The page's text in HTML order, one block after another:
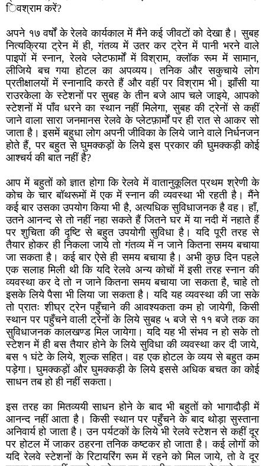
िवश्राम करें?
अपने १७ वर्षों के रेलवे कार्यकाल में मैंने कई जीवटों को देखा है। सुबह
नित्यक्रिया ट्रेन में ही, गंतव्य में उतर कर ट्रेन में पानी भरने वाले
पाइपों में स्नान, रेलवे प्लेटफार्मों में विश्राम, क्लॉक रूम में सामान,
लीजिये बच गया होटल का अपव्यय। तनिक और सकुचाये लोग
प्रतीक्षालयों में स्नानादि करते हैं और वहीं पर विश्राम भी। झाँसी या
राउरकेला के स्टेशनों पर सुबह के तीन बजे आप चले जाइये, आपको
स्टेशनों में पाँव धरने का स्थान नहीं मिलेगा, सुबह की ट्रेनों से कहीं
जाने वाला सारा जनमानस रेलवे के प्लेटफ़ार्मों पर ही रात से आकर सो
जाता है। इसमें बहुधा लोग अपनी जीविका के लिये जाने वाले निर्धनजन
होते हैं, पर बहुत से घुमक्कड़ों के लिये इस प्रकार की घुमक्कड़ी कोई
आश्चर्य की बात नहीं है?
आप में बहुतों को ज्ञात होगा कि रेलवे में वातानुकूलित प्रथम श्रेणी के
कोच के चार बॉथरूमों में एक में स्नान की व्यवस्था भी रहती है। मैंने
कई बार उसका उपयोग किया भी है, अत्यधिक सुविधाजनक है वह। हाँ,
उतने आनन्द से तो नहीं नहा सकते हैं जितने घर में या नदी में नहाते हैं
पर शुचिता की दृष्टि से बहुत उपयोगी सुविधा है। यदि पूरी तरह से
तैयार होकर ही निकला जाये तो गंतव्य में न जाने कितना समय बचाया
जा सकता है। कई बार ऐसे ही समय बचाया है। अभी कुछ दिन पहले
एक सलाह मिली थी कि यदि रेलवे अन्य कोचों में इसी तरह स्नान की
व्यवस्था कर दे तो न जाने कितना समय बचाया जा सकता है, चाहे तो
इसके लिये पैसा भी लिया जा सकता है। यदि यह व्यवस्था की जा सके
तो प्रातः शीघ्र ट्रेन पहुँचाने की आवश्यकता कम हो जायेगी, किसी
स्थान पर पहुँचने वाली ट्रेनों के लिये सुबह ५ बजे से ११ बजे तक का
सुविधाजनक कालखण्ड मिल जायेगा। यदि यह भी संभव न हो सके तो
स्टेशन में ही बस तैयार होने के लिये सुविधा की व्यवस्था कर दी जाये,
बस १ घंटे के लिये, शुल्क सहित। वह एक होटल के व्यय से बहुत कम
पड़ेगा। घुमक्कड़ों और घुमक्कड़ी के लिये इससे अधिक बचत का कोई
साधन तब हो ही नहीं सकता।
इस तरह का मितव्ययी साधन होने के बाद भी बहुतों को भागादौड़ी में
आनन्द नहीं आता है। किसी स्थान पर पहुँचने के बाद थोड़ा सुस्ताना
अनिवार्य हो जाता है। उन पर्यटकों के लिये भी रेलवे स्टेशन से कहीं दूर
पर होटल में जाकर ठहरना तनिक कष्टकर हो जाता है। कई लोगों को
यदि रेलवे स्टेशनों के रिटायरिंग रूम में रहने को मिल जाये, तो वे दूर